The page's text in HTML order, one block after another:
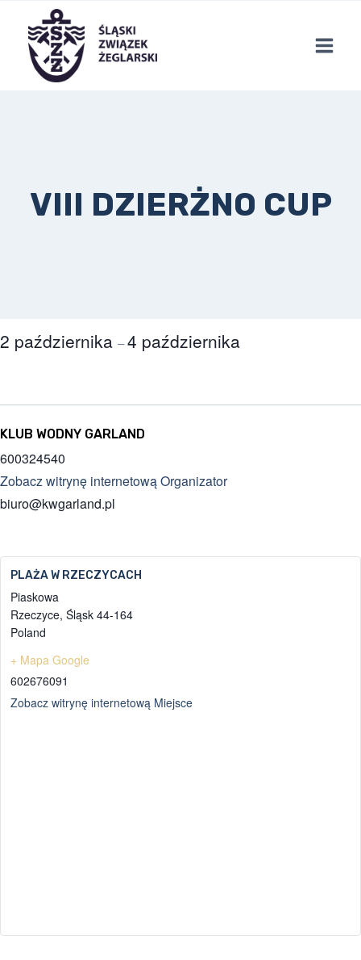
treści
VIII DZIERŻNO CUP
2 października –4 października
KLUB WODNY GARLAND
600324540
Zobacz witrynę internetową Organizator
biuro@kwgarland.pl
PLAŻA W RZECZYCACH
Piaskowa
Rzeczyce, Śląsk 44-164
Poland
+ Mapa Google
602676091
Zobacz witrynę internetową Miejsce